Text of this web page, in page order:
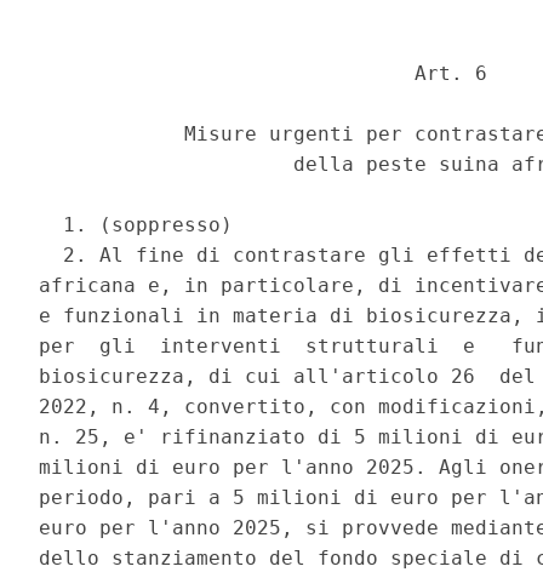
                               Art. 6
Misure urgenti per
della peste suina
  1. (soppresso)
2. Al fine di contrastare gli effetti
africana e, in particolare, di
e funzionali in materia di
per  gli  interventi  strutturali  e
biosicurezza, di cui all'articolo 26  del
2022, n. 4, convertito, con
n. 25, e' rifinanziato di 5 milioni di
milioni di euro per l'anno 2025. Agli
periodo, pari a 5 milioni di euro per
euro per l'anno 2025, si provvede
dello stanziamento del fondo speciale